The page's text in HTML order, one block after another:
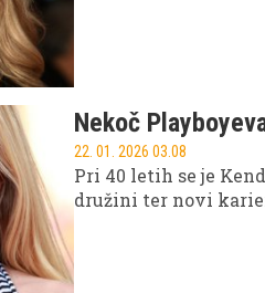
Nekoč
22. 01. 2026 03.08
Pri 40 letih se je
družini ter novi